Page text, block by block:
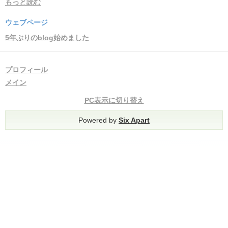
もっと読む
ウェブページ
5年ぶりのblog始めました
プロフィール
メイン
PC表示に切り替え
Powered by Six Apart